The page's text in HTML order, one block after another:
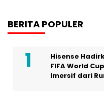
BERITA POPULER
Hisense
FIFA World
Imersif dari